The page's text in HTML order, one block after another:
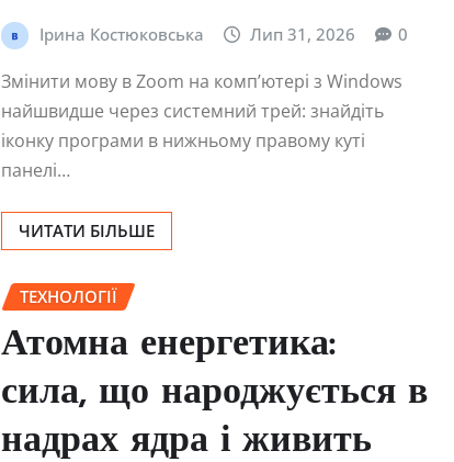
Ірина Костюковська Лип 31, 2026 0
Змінити мову в Zoom на комп’ютері з Windows
найшвидше через системний трей: знайдіть
іконку програми в нижньому правому куті
панелі…
ЧИТАТИ БІЛЬШЕ
ТЕХНОЛОГІЇ
Атомна енергетика:
сила, що народжується в
надрах ядра і живить